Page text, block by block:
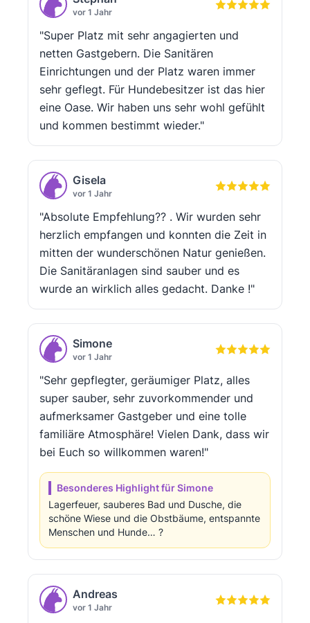
vor 1 Jahr
"Super Platz mit sehr angagierten und
netten Gastgebern. Die Sanitären
Einrichtungen und der Platz waren immer
sehr geflegt. Für Hundebesitzer ist das hier
eine Oase. Wir haben uns sehr wohl gefühlt
und kommen bestimmt wieder."
Gisela
vor 1 Jahr
"Absolute Empfehlung?? . Wir wurden sehr
herzlich empfangen und konnten die Zeit in
mitten der wunderschönen Natur genießen.
Die Sanitäranlagen sind sauber und es
wurde an wirklich alles gedacht. Danke !"
Simone
vor 1 Jahr
"Sehr gepflegter, geräumiger Platz, alles
super sauber, sehr zuvorkommender und
aufmerksamer Gastgeber und eine tolle
familiäre Atmosphäre! Vielen Dank, dass wir
bei Euch so willkommen waren!"
Besonderes Highlight für Simone
Lagerfeuer, sauberes Bad und Dusche, die
schöne Wiese und die Obstbäume, entspannte
Menschen und Hunde… ?
Andreas
vor 1 Jahr